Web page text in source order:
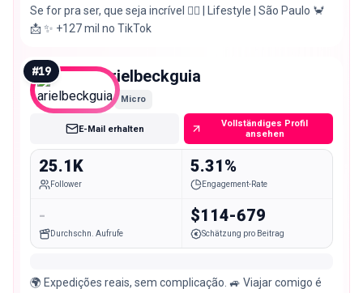
Se for pra ser, que seja incrível 🏳️‍🌈 | Lifestyle | São Paulo 🦀
📩 ✨️ +127 mil no TikTok
#19 arielbeckguia
Micro
E-Mail erhalten
Vollständiges Profil
ansehen
25.1K
Follower
5.31%
Engagement-Rate
-
Durchschn. Aufrufe
$114-679
Schätzung pro Beitrag
🌍 Expedições reais, sem complicação. 🚙 Viajar comigo é